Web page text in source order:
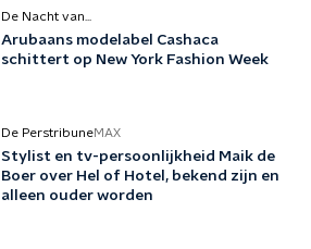
De Nacht van...
Arubaans modelabel Cashaca
schittert op New York Fashion Week
De PerstribuneMAX
Stylist en tv-persoonlijkheid Maik de
Boer over Hel of Hotel, bekend zijn en
alleen ouder worden